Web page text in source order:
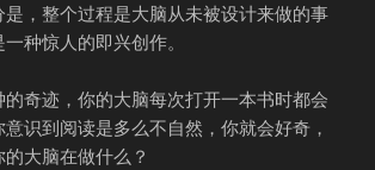
，整个过程是大脑从未被设计来做的事
种惊人的即兴创作。
奇迹，你的大脑每次打开一本书时都会
识到阅读是多么不自然，你就会好奇，
大脑在做什么？